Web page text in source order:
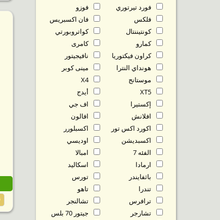
فورد تيرتوري
فوزو
فلكس
فان اكسبريس
كونتيننتال
كواتروبورتي
كمارو
كامرى
كراون فيكتوريا
نافيجيتور
هونداي النترا
مينى كوبر
موستانج
X4
أيدج
إكستيرا
اف جي
افلانش
افالون
اكورد اكس تور
اكسبلورر
اكسبديشن
اوديسي
الفئه 7
امبالا
ارمادا
اسكاليد
باثفايندر
تورس
تندرا
تاهو
ترافرس
تشالنجر
تشارجر
جيتور 70 بلس